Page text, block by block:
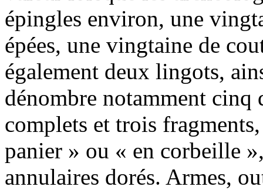
épingles environ, une
épées, une vingtaine de
également deux lingots,
dénombre notamment cinq
complets et trois
panier » ou « en corbeille
annulaires dorés. Armes,